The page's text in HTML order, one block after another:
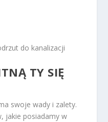
do kanalizacji
TY SIĘ
swoje wady i zalety.
jakie posiadamy w